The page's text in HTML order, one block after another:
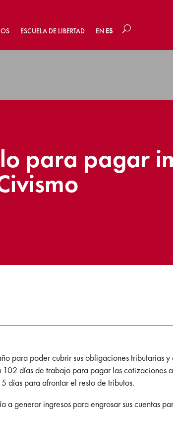
ESCUELA DE LIBERTAD EN ES
para pagar
para poder cubrir sus obligaciones tributarias
días de trabajo para pagar las cotizaciones
días para afrontar el resto de tributos.
generar ingresos para engrosar sus cuentas